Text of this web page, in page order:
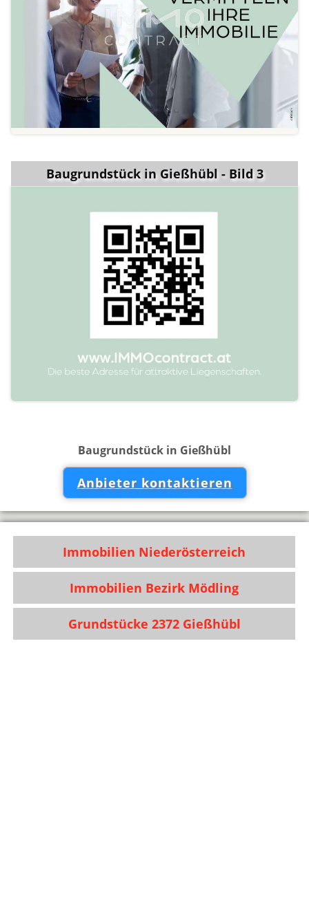
Baugrundstück in Gießhübl - Bild 3
Baugrundstück in Gießhübl
Anbieter kontaktieren
Immobilien Niederösterreich
Immobilien Bezirk Mödling
Grundstücke 2372 Gießhübl